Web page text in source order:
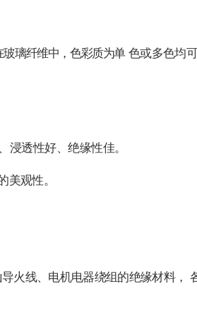
璃纤维中，色彩质为单 色或多色均可
浸透性好、绝缘性佳。
美观性。
火线、电机电器绕组的绝缘材料，